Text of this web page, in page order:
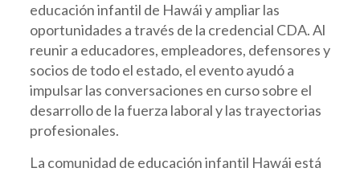
educación infantil de Hawái y ampliar las
oportunidades a través de la credencial CDA. Al
reunir a educadores, empleadores, defensores y
socios de todo el estado, el evento ayudó a
impulsar las conversaciones en curso sobre el
desarrollo de la fuerza laboral y las trayectorias
profesionales.
La comunidad de educación infantil Hawái está